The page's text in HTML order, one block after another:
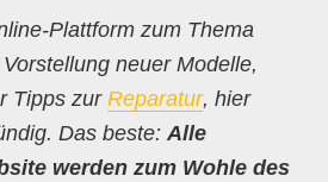
Plattform zum Thema
neuer Modelle,
Tipps zurReparatur, hier
Das beste: Alle
werden zum Wohle des